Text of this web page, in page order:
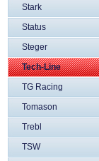
Stark
Status
Steger
Tech-Line
TG Racing
Tomason
Trebl
TSW